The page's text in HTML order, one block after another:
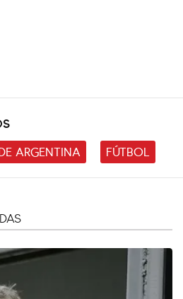
ARGENTINA
FÚTBOL